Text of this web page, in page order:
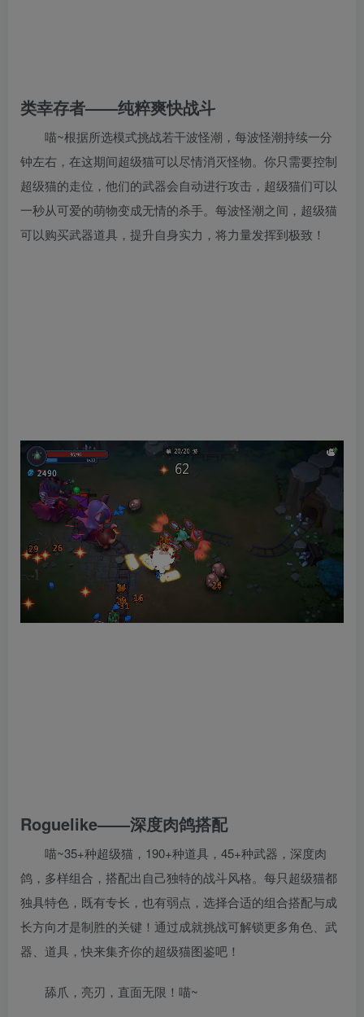
类幸存者——纯粹爽快战斗
喵~根据所选模式挑战若干波怪潮，每波怪潮持续一分
钟左右，在这期间超级猫可以尽情消灭怪物。你只需要控制
超级猫的走位，他们的武器会自动进行攻击，超级猫们可以
一秒从可爱的萌物变成无情的杀手。每波怪潮之间，超级猫
可以购买武器道具，提升自身实力，将力量发挥到极致！
Roguelike——深度肉鸽搭配
喵~35+种超级猫，190+种道具，45+种武器，深度肉
鸽，多样组合，搭配出自己独特的战斗风格。每只超级猫都
独具特色，既有专长，也有弱点，选择合适的组合搭配与成
长方向才是制胜的关键！通过成就挑战可解锁更多角色、武
器、道具，快来集齐你的超级猫图鉴吧！
舔爪，亮刃，直面无限！喵~